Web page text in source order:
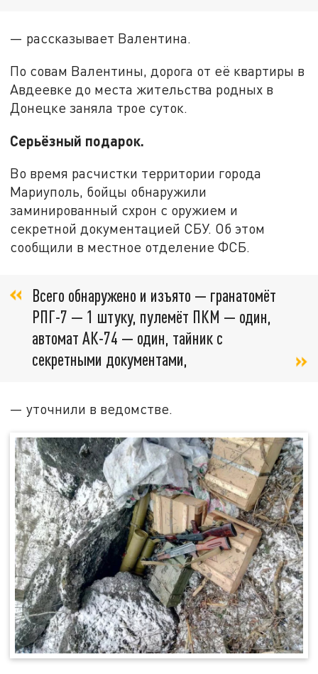
— рассказывает Валентина.
По совам Валентины, дорога от её квартиры в
Авдеевке до места жительства родных в
Донецке заняла трое суток.
Серьёзный подарок.
Во время расчистки территории города
Мариуполь, бойцы обнаружили
заминированный схрон с оружием и
секретной документацией СБУ. Об этом
сообщили в местное отделение ФСБ.
Всего обнаружено и изъято — гранатомёт
РПГ-7 — 1 штуку, пулемёт ПКМ — один,
автомат АК-74 — один, тайник с
секретными документами,
— уточнили в ведомстве.